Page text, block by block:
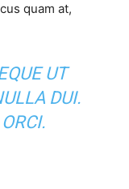
quam at,
UT
DUI.